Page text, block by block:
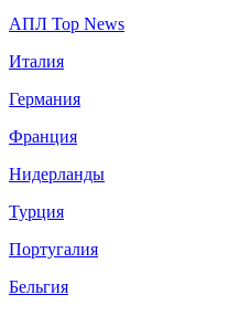
АПЛ Top News
Италия
Германия
Франция
Нидерланды
Турция
Португалия
Бельгия